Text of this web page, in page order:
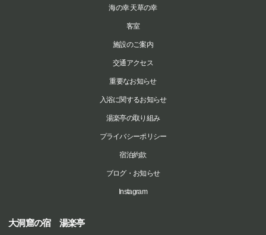
海の幸 天草の幸
客室
施設のご案内
交通アクセス
重要なお知らせ
入浴に関するお知らせ
湯楽亭の取り組み
プライバシーポリシー
宿泊約款
ブログ・お知らせ
Instagram
大洞窟の宿 湯楽亭